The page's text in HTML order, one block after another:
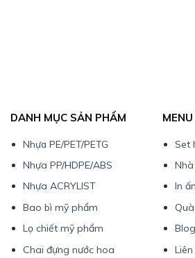
DANH MỤC SẢN PHẨM
Nhựa PE/PET/PETG
Nhựa PP/HDPE/ABS
Nhựa ACRYLIST
Bao bì mỹ phẩm
Lọ chiết mỹ phẩm
Chai đựng nước hoa
MENU
Set
In
Blog